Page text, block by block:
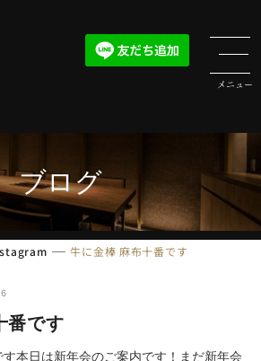
ブログ
牛に金棒 麻布十番です
番です